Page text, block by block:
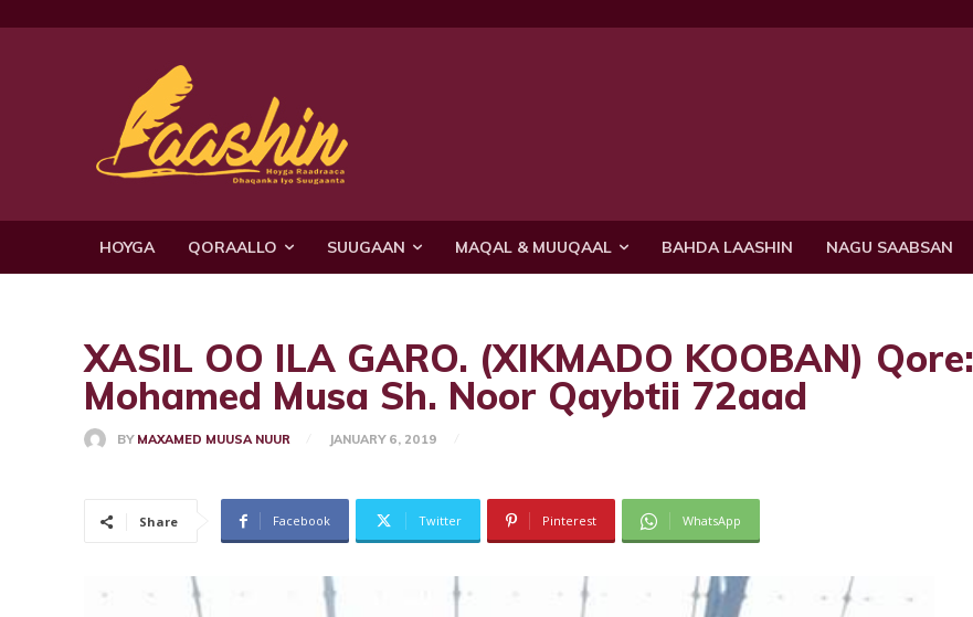
HOYGA QORAALLO SUUGAAN MAQAL & MUUQAAL BAHDA LAASHIN NAGU SAABSAN
XASIL OO ILA GARO. (XIKMADO KOOBAN) Qore:
Mohamed Musa Sh. Noor Qaybtii 72aad
BY MAXAMED MUUSA NUUR JANUARY 6, 2019
Share Facebook Twitter Pinterest WhatsApp